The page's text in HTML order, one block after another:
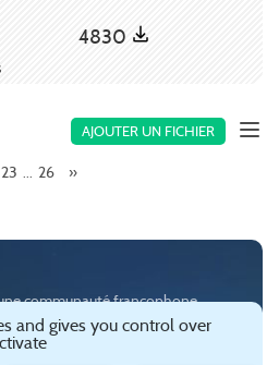
4830
AJOUTER UN FICHIER
23 ... 26 »
communauté francophone
urbaine, notamment
(Paradox Interactive
and gives you control over